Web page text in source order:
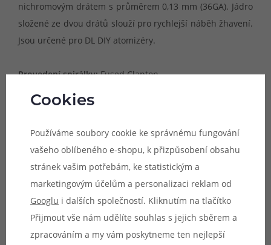
nichromovým drátem s průměrem 0,13 mm (36GA). Jádro
složené ze dvou drátů slouží pro rychlejší náběh žhavení.
Jsou určené pro DL DIY atomizéry.
Provedení spirálky:Fused Clapton
Odpor jedné spirálky:
Materiál:Ni80 (nichrom)
Cookies
Používáme soubory cookie ke správnému fungování
vašeho oblíbeného e-shopu, k přizpůsobení obsahu
stránek vašim potřebám, ke statistickým a
marketingovým účelům a personalizaci reklam od
Googlu i dalších společností. Kliknutím na tlačítko
Přijmout vše nám udělíte souhlas s jejich sběrem a
zpracováním a my vám poskytneme ten nejlepší